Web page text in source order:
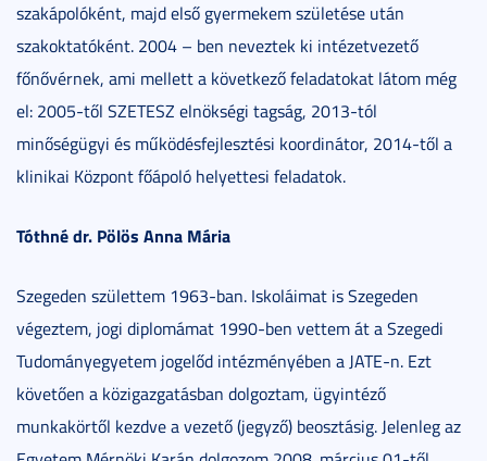
szakápolóként, majd első gyermekem születése után
szakoktatóként. 2004 – ben neveztek ki intézetvezető
főnővérnek, ami mellett a következő feladatokat látom még
el: 2005-től SZETESZ elnökségi tagság, 2013-tól
minőségügyi és működésfejlesztési koordinátor, 2014-től a
klinikai Központ főápoló helyettesi feladatok.
Tóthné dr. Pölös Anna Mária
Szegeden születtem 1963-ban. Iskoláimat is Szegeden
végeztem, jogi diplomámat 1990-ben vettem át a Szegedi
Tudományegyetem jogelőd intézményében a JATE-n. Ezt
követően a közigazgatásban dolgoztam, ügyintéző
munkakörtől kezdve a vezető (jegyző) beosztásig. Jelenleg az